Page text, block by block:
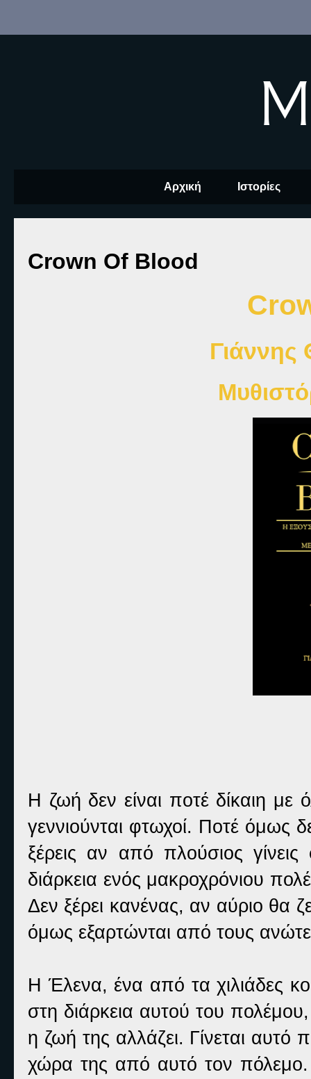
Αρχική Ιστορίες
Crown Of Blood
Η ζωή δεν είναι ποτέ δίκαιη με
γεννιούνται φτωχοί. Ποτέ όμως
ξέρεις αν από πλούσιος
διάρκεια ενός μακροχρόνιου
Δεν ξέρει κανένας, αν αύριο θα
όμως εξαρτώνται από τους
Η Έλενα, ένα από τα χιλιάδες
στη διάρκεια αυτού του
η ζωή της αλλάζει. Γίνεται αυτό
χώρα της από αυτό τον